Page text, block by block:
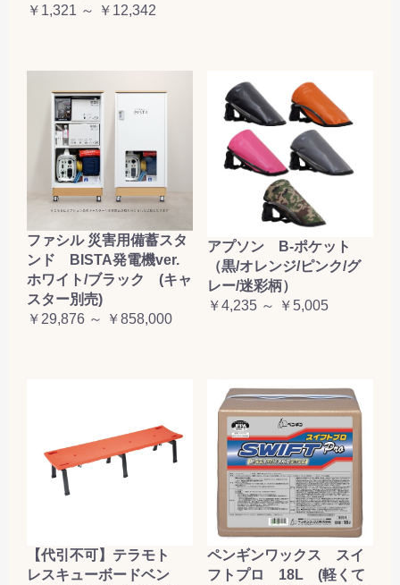
￥1,321 ～ ￥12,342
ファシル 災害用備蓄スタ
ンド BISTA発電機ver.
ホワイト/ブラック (キャ
スター別売)
￥29,876 ～ ￥858,000
アプソン B-ポケット
（黒/オレンジ/ピンク/グ
レー/迷彩柄）
￥4,235 ～ ￥5,005
【代引不可】テラモト
レスキューボードベン
ペンギンワックス スイ
フトプロ 18L (軽くて